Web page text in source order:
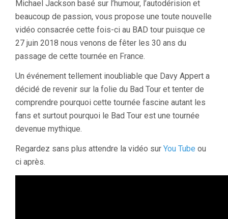
Michael Jackson basé sur l’humour, l’autodérision et
beaucoup de passion, vous propose une toute nouvelle
vidéo consacrée cette fois-ci au BAD tour puisque ce
27 juin 2018 nous venons de fêter les 30 ans du
passage de cette tournée en France.
Un événement tellement inoubliable que Davy Appert a
décidé de revenir sur la folie du Bad Tour et tenter de
comprendre pourquoi cette tournée fascine autant les
fans et surtout pourquoi le Bad Tour est une tournée
devenue mythique.
Regardez sans plus attendre la vidéo sur You Tube ou
ci après.